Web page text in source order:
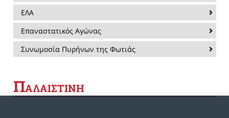
ΕΛΑ
Επαναστατικός Αγώνας
Συνωμοσία Πυρήνων της Φωτιάς
ΠΑΛΑΙΣΤΙΝΗ